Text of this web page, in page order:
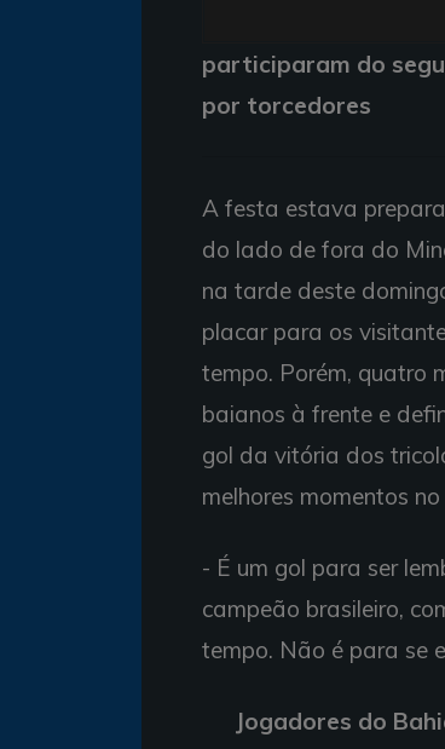
participaram do
por torcedores
A festa estava
do lado de fora do
na tarde deste
placar para os
tempo. Porém, quatro
baianos à frente e
gol da vitória dos
melhores momentos
- É um gol para ser
campeão brasileiro,
tempo. Não é para se
Jogadores do